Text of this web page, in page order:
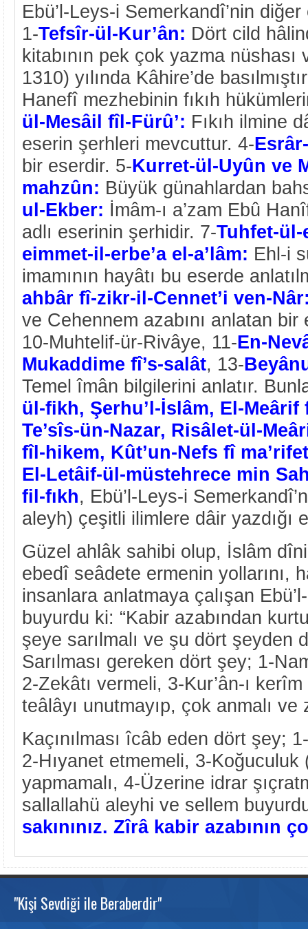
Ebü’l-Leys-i Semerkandî’nin
1-Tefsîr-ül-Kur’ân: Dört cild
kitabının pek çok yazma nüshası
1310) yılında Kâhire’de
Hanefî mezhebinin fıkıh
ül-Mesâil fîl-Fürû’: Fıkıh ilmine
eserin şerhleri mevcuttur. 4-
bir eserdir. 5-Kurret-ül-Uyûn ve
mahzûn: Büyük günahlardan
ul-Ekber: İmâm-ı a’zam Ebû
adlı eserinin şerhidir. 7-Tuhfet-ül-
eimmet-il-erbe’a el-a’lâm: Ehl-i
imamının hayâtı bu eserde
ahbâr fî-zikr-il-Cennet’i ven-
ve Cehennem azabını anlatan bir
10-Muhtelif-ür-Rivâye, 11-En-
Mukaddime fî’s-salât, 13-
Temel îmân bilgilerini anlatır.
ül-fikh, Şerhu’l-İslâm, El-
Te’sîs-ün-Nazar, Risâlet-ül-
fîl-hikem, Kût’un-Nefs fî
El-Letâif-ül-müstehrece min
fil-fıkh, Ebü’l-Leys-i
aleyh) çeşitli ilimlere dâir yazdığı
Güzel ahlâk sahibi olup, İslâm
ebedî seâdete ermenin yollarını,
insanlara anlatmaya çalışan
buyurdu ki: “Kabir azabından
şeye sarılmalı ve şu dört şeyden
Sarılması gereken dört şey; 1-
2-Zekâtı vermeli, 3-Kur’ân-ı
teâlâyı unutmayıp, çok anmalı ve
Kaçınılması îcâb eden dört şey;
2-Hıyanet etmemeli, 3-Koğuculuk
yapmamalı, 4-Üzerine idrar
sallallahü aleyhi ve sellem
sakınınız. Zîrâ kabir azabının
"Kişi Sevdiği ile Beraberdir"